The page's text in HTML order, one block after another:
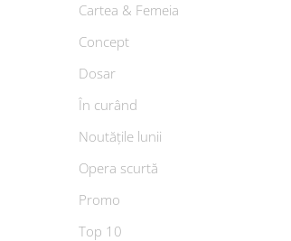
Cartea & Femeia
Concept
Dosar
În curând
Noutățile lunii
Opera scurtă
Promo
Top 10